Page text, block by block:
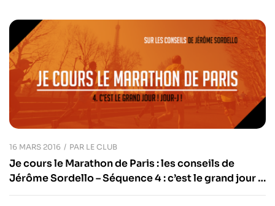
16 MARS 2016 PAR LE CLUB
Je cours le Marathon de Paris : les conseils de
Jérôme Sordello – Séquence 4 : c’est le grand jour !
Jour-J !